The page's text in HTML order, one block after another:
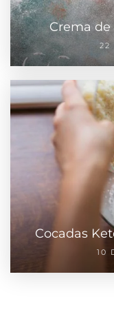
Crema
22
Cocadas
10